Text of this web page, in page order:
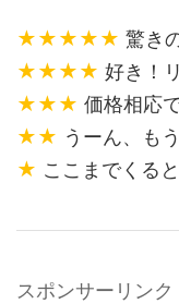
★★★★★ 驚き
★★★★ 好き！
★★★ 価格相応
★★ うーん、も
★ ここまでくる
スポンサーリンク